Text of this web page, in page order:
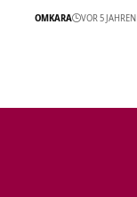
OMKARA VOR 5 JAHREN